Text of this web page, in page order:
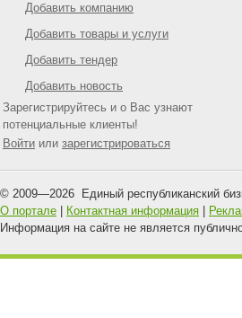
Добавить компанию
Добавить товары и услуги
Добавить тендер
Добавить новость
Зарегистрируйтесь и о Вас узнают
потенциальные клиенты!
Войти или зарегистрироваться
© 2009—2026 Единый республиканский
О портале
Контактная информация
Информация на сайте не является